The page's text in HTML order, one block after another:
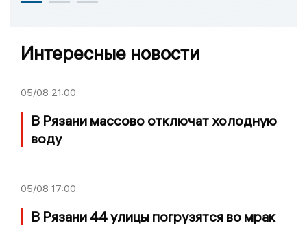
Интересные новости
05/08 21:00
В Рязани массово отключат холодную
воду
05/08 17:00
В Рязани 44 улицы погрузятся во мрак